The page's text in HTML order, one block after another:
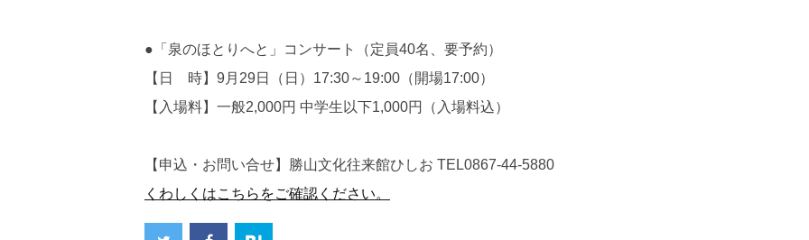
●「泉のほとりへと」コンサート（定員40名、要予約）
【日 時】9月29日（日）17:30～19:00（開場17:00）
【入場料】一般2,000円 中学生以下1,000円（入場料込）
【申込・お問い合せ】勝山文化往来館ひしお TEL0867-44-5880
くわしくはこちらをご確認ください。